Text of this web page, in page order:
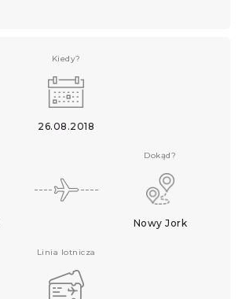
Kiedy?
26.08.2018
Dokąd?
Nowy Jork
Linia lotnicza